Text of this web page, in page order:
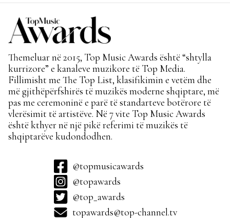
Themeluar në 2015, Top Music Awards është “shtylla
kurrizore” e kanaleve muzikore të Top Media.
Fillimisht me The Top List, klasifikimin e vetëm dhe
më gjithëpërfshirës të muzikës moderne shqiptare, më
pas me ceremoninë e parë të standarteve botërore të
vlerësimit të artistëve. Në 7 vite Top Music Awards
është kthyer në një pikë referimi të muzikës të
shqiptarëve kudondodhen.
@topmusicawards
@topawards
@top_awards
topawards@top-channel.tv